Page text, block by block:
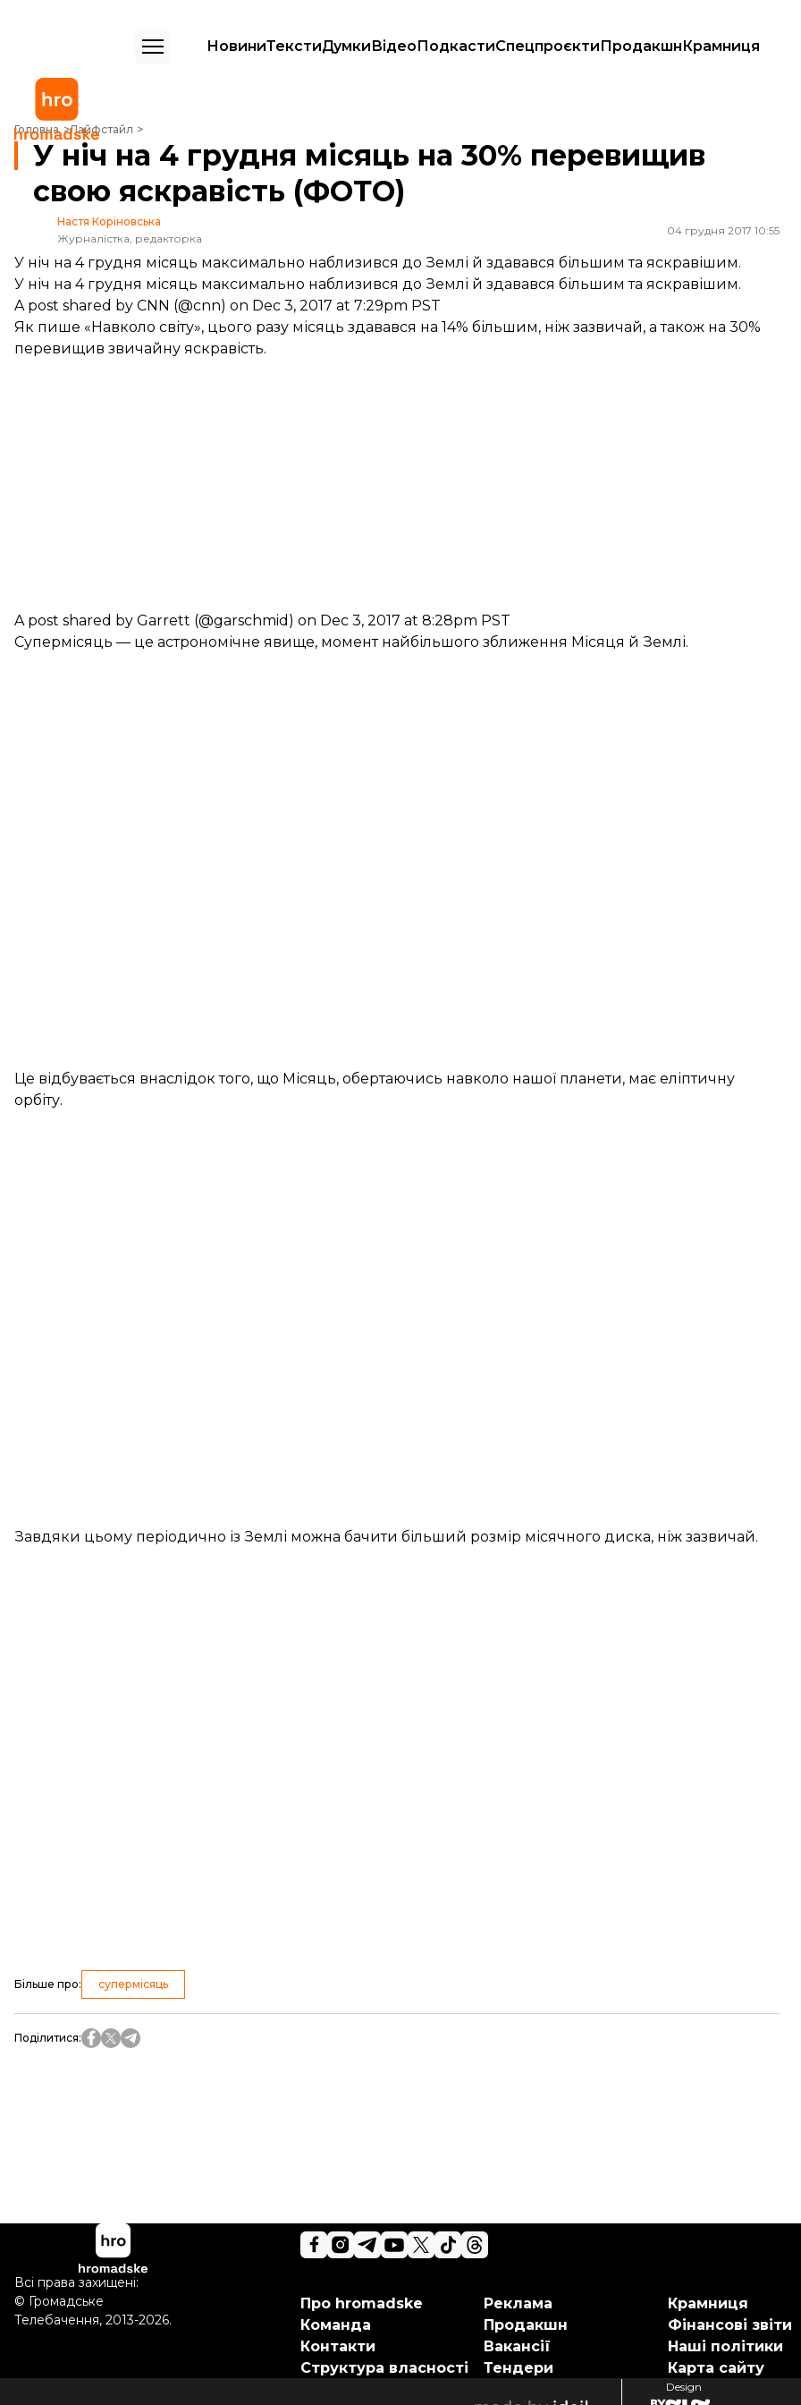
НовиниТекстиДумкиВідеоПодкастиСпецпроєктиПродакшнКрамниця
Головна Лайфстайл
У ніч на 4 грудня місяць на 30% перевищив свою яскравість (ФОТО)
У ніч на 4 грудня місяць на 30% перевищив
свою яскравість (ФОТО)
Настя Коріновська
Журналістка, редакторка
04 грудня 2017 10:55
У ніч на 4 грудня місяць максимально наблизився до Землі й здавався більшим та яскравішим.
У ніч на 4 грудня місяць максимально наблизився до Землі й здавався більшим та яскравішим.
A post shared by CNN (@cnn) on Dec 3, 2017 at 7:29pm PST
Як пише «Навколо світу», цього разу місяць здавався на 14% більшим, ніж зазвичай, а також на 30%
перевищив звичайну яскравість.
A post shared by Garrett (@garschmid) on Dec 3, 2017 at 8:28pm PST
Супермісяць — це астрономічне явище, момент найбільшого зближення Місяця й Землі.
Це відбувається внаслідок того, що Місяць, обертаючись навколо нашої планети, має еліптичну
орбіту.
Завдяки цьому періодично із Землі можна бачити більший розмір місячного диска, ніж зазвичай.
Більше про: супермісяць
Поділитися:
Про hromadske
Команда
Контакти
Структура власності
Реклама
Продакшн
Вакансії
Тендери
Крамниця
Фінансові звіти
Наші політики
Карта сайту
Всі права захищені:
© Громадське
Телебачення, 2013-2026.
Design